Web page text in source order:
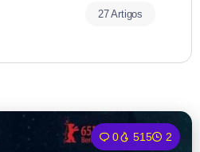
27 Artigos
0 515 2